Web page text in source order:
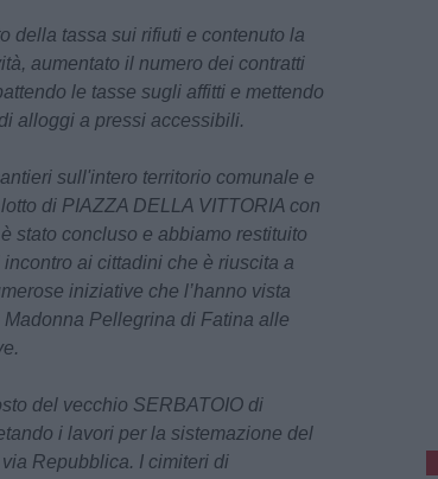
della tassa sui rifiuti e contenuto la
aumentato il numero dei contratti
le tasse sugli affitti e mettendo
alloggi a pressi accessibili.
sull'intero territorio comunale e
di PIAZZA DELLA VITTORIA con
stato concluso e abbiamo restituito
ai cittadini che è riuscita a
iniziative che l’hanno vista
Pellegrina di Fatina alle
del vecchio SERBATOIO di
i lavori per la sistemazione del
Repubblica. I cimiteri di